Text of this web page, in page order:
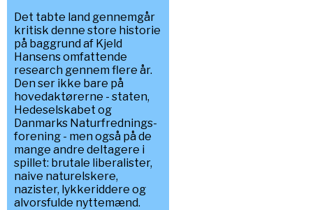
Det tabte land gennemgår
kritisk denne store historie
på baggrund af Kjeld
Hansens omfattende
research gennem flere år.
Den ser ikke bare på
hovedaktørerne - staten,
Hedeselskabet og
Danmarks Naturfrednings-
forening - men også på de
mange andre deltagere i
spillet: brutale liberalister,
naive naturelskere,
nazister, lykkeriddere og
alvorsfulde nyttemænd.